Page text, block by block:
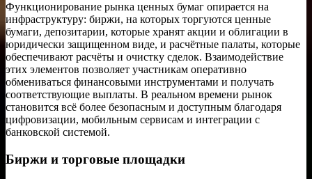
Функционирование рынка ценных бумаг опирается на
инфраструктуру: биржи, на которых торгуются ценные
бумаги, депозитарии, которые хранят акции и облигации в
юридически защищенном виде, и расчётные палаты, которые
обеспечивают расчёты и очистку сделок. Взаимодействие
этих элементов позволяет участникам оперативно
обмениваться финансовыми инструментами и получать
соответствующие выплаты. В реальном времени рынок
становится всё более безопасным и доступным благодаря
цифровизации, мобильным сервисам и интеграции с
банковской системой.
Биржи и торговые площадки